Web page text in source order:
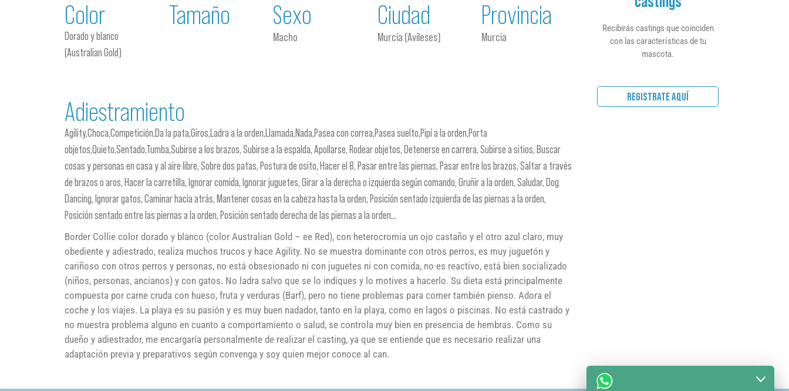
Color
Dorado y blanco
(Australian Gold)
Tamaño Sexo
Macho
Ciudad
Murcia (Avileses)
Provincia
Murcia
Adiestramiento
Agility,Choca,Competición,Da la pata,Giros,Ladra a la orden,Llamada,Nada,Pasea con correa,Pasea suelto,Pipí a la orden,Porta
objetos,Quieto,Sentado,Tumba,Subirse a los brazos, Subirse a la espalda, Apollarse, Rodear objetos, Detenerse en carrera, Subirse a sitios, Buscar
cosas y personas en casa y al aire libre, Sobre dos patas, Postura de osito, Hacer el 8, Pasar entre las piernas, Pasar entre los brazos, Saltar a través
de brazos o aros, Hacer la carretilla, Ignorar comida, Ignorar juguetes, Girar a la derecha o izquierda según comando, Gruñir a la orden, Saludar, Dog
Dancing, Ignorar gatos, Caminar hacia atrás, Mantener cosas en la cabeza hasta la orden, Posición sentado izquierda de las piernas a la orden,
Posición sentado entre las piernas a la orden, Posición sentado derecha de las piernas a la orden...
Border Collie color dorado y blanco (color Australian Gold – ee Red), con heterocromia un ojo castaño y el otro azul claro, muy
obediente y adiestrado, realiza muchos trucos y hace Agility. No se muestra dominante con otros perros, es muy juguetón y
cariñoso con otros perros y personas, no está obsesionado ni con juguetes ni con comida, no es reactivo, está bien socializado
(niños, personas, ancianos) y con gatos. No ladra salvo que se lo indiques y lo motives a hacerlo. Su dieta está principalmente
compuesta por carne cruda con hueso, fruta y verduras (Barf), pero no tiene problemas para comer también pienso. Adora el
coche y los viajes. La playa es su pasión y es muy buen nadador, tanto en la playa, como en lagos o piscinas. No está castrado y
no muestra problema alguno en cuanto a comportamiento o salud, se controla muy bien en presencia de hembras. Como su
dueño y adiestrador, me encargaría personalmente de realizar el casting, ya que se entiende que es necesario realizar una
adaptación previa y preparativos según convenga y soy quien mejor conoce al can.
Recibirás castings que coinciden
con las características de tu
mascota.
REGISTRATE AQUÍ